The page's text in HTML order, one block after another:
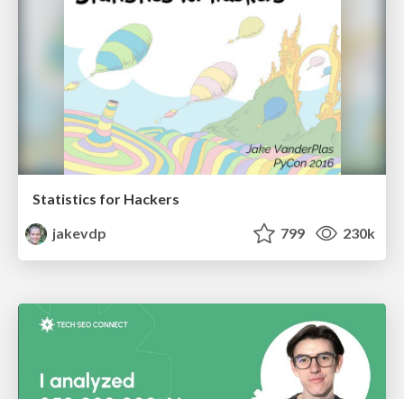
Statistics for Hackers
jakevdp
799 230k